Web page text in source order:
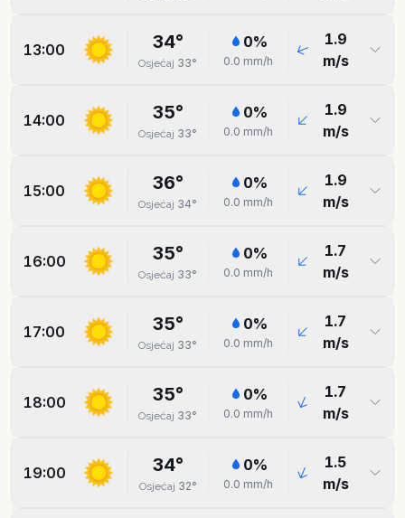
13:00 34°
Osjećaj 33°
0%
0.0 mm/h
1.9
m/s
14:00 35°
Osjećaj 33°
0%
0.0 mm/h
1.9
m/s
15:00 36°
Osjećaj 34°
0%
0.0 mm/h
1.9
m/s
16:00 35°
Osjećaj 33°
0%
0.0 mm/h
1.7
m/s
17:00 35°
Osjećaj 33°
0%
0.0 mm/h
1.7
m/s
18:00 35°
Osjećaj 33°
0%
0.0 mm/h
1.7
m/s
19:00 34°
Osjećaj 32°
0%
0.0 mm/h
1.5
m/s